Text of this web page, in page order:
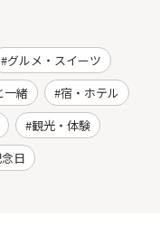
グルメ・スイーツ
一緒
宿・ホテル
観光・体験
日